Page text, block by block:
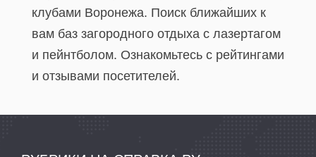
клубами Воронежа. Поиск ближайших к
вам баз загородного отдыха с лазертагом
и пейнтболом. Ознакомьтесь с рейтингами
и отзывами посетителей.